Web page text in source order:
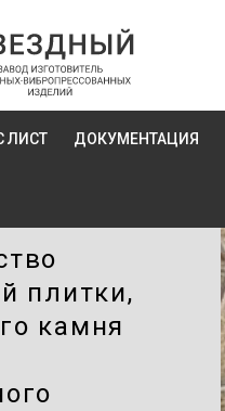
ЛИСТ ДОКУМЕНТАЦИЯ
плитки,
камня